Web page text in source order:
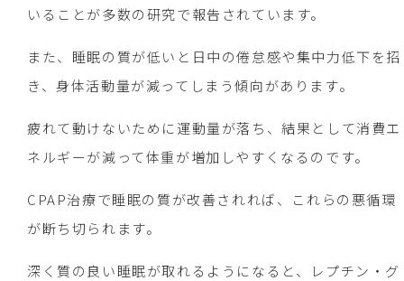
いることが多数の研究で報告されています。
また、睡眠の質が低いと日中の倦怠感や集中力低下を招
き、身体活動量が減ってしまう傾向があります。
疲れて動けないために運動量が落ち、結果として消費エ
ネルギーが減って体重が増加しやすくなるのです。
CPAP治療で睡眠の質が改善されれば、これらの悪循環
が断ち切られます。
深く質の良い睡眠が取れるようになると、レプチン・グ